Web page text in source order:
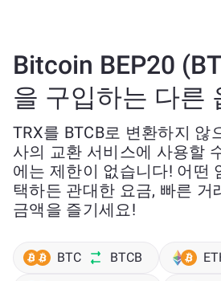
Bitcoin BEP20
을 구입하는 다른
TRX를 BTCB로 변환하지 않
사의 교환 서비스에 사용할
에는 제한이 없습니다! 어떤
택하든 관대한 요금, 빠른 거
금액을 즐기세요!
BTC BTCB